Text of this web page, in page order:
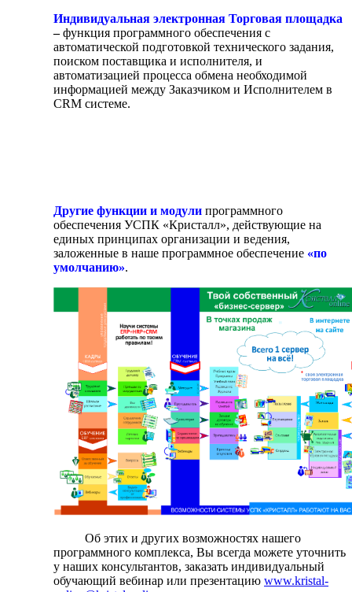
Индивидуальная электронная Торговая площадка
–функция программного обеспечения с
автоматической подготовкой технического задания,
поиском поставщика и исполнителя, и
автоматизацией процесса обмена необходимой
информацией между Заказчиком и Исполнителем в
CRM системе.
Другие функции и модули программного
обеспечения УСПК «Кристалл», действующие на
единых принципах организации и ведения,
заложенные в наше программное обеспечение «по
умолчанию».
Об этих и других возможностях нашего
программного комплекса, Вы всегда можете уточнить
у наших консультантов, заказать индивидуальный
обучающий вебинар или презентацию www.kristal-